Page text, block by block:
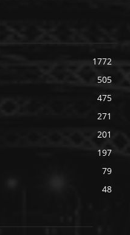
1772
505
475
271
201
197
79
48